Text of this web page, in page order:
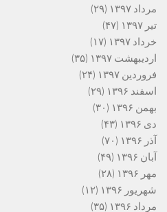
مرداد ۱۳۹۷
(۲۹)
تیر ۱۳۹۷
(۴۷)
خرداد ۱۳۹۷
(۱۷)
اردیبهشت ۱۳۹۷
(۳۵)
فروردین ۱۳۹۷
(۲۴)
اسفند ۱۳۹۶
(۲۹)
بهمن ۱۳۹۶
(۳۰)
دی ۱۳۹۶
(۴۳)
آذر ۱۳۹۶
(۷۰)
آبان ۱۳۹۶
(۴۹)
مهر ۱۳۹۶
(۲۸)
شهریور ۱۳۹۶
(۱۲)
مرداد ۱۳۹۶
(۳۵)